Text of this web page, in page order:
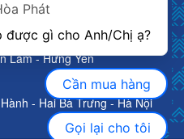
Lâm - Hưng Yên
- Hai Bà Trưng - Hà Nội
Phát
Cần mua hàng
Gọi lại cho tôi